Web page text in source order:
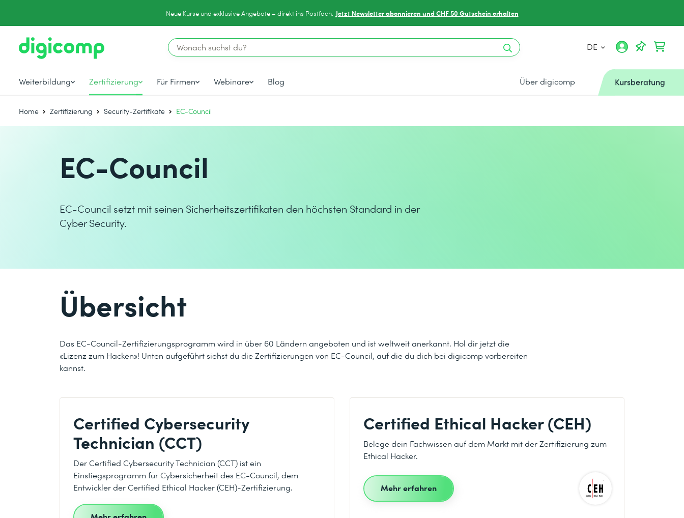
Neue Kurse und exklusive Angebote – direkt ins Postfach. Jetzt Newsletter abonnieren und CHF 50 Gutschein erhalten
DE
Weiterbildung Zertifizierung Für Firmen Webinare Blog Über digicomp Kursberatung
Home Zertifizierung Security-Zertifikate EC-Council
EC-Council
EC-Council setzt mit seinen Sicherheitszertifikaten den höchsten Standard in der
Cyber Security.
Übersicht
Das EC-Council-Zertifizierungsprogramm wird in über 60 Ländern angeboten und ist weltweit anerkannt. Hol dir jetzt die
«Lizenz zum Hacken»! Unten aufgeführt siehst du die Zertifizierungen von EC-Council, auf die du dich bei digicomp vorbereiten
kannst.
Certified Cybersecurity
Technician (CCT)
Der Certified Cybersecurity Technician (CCT) ist ein
Einstiegsprogramm für Cybersicherheit des EC-Council, dem
Entwickler der Certified Ethical Hacker (CEH)-Zertifizierung.
Certified Ethical Hacker (CEH)
Belege dein Fachwissen auf dem Markt mit der Zertifizierung zum
Ethical Hacker.
Mehr erfahren